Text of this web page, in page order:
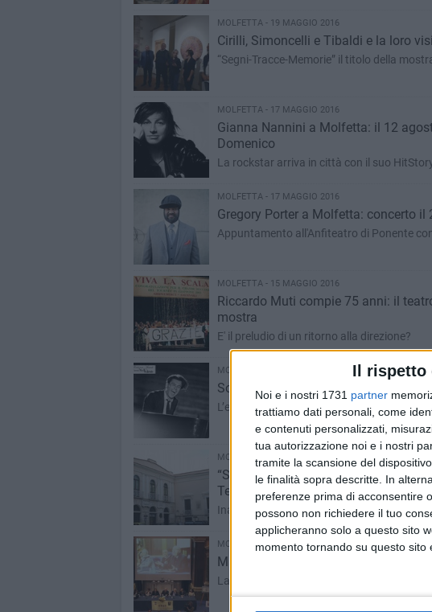
Il rispetto
Noi e i nostri 1731 partner
trattiamo dati personali, come
e contenuti personalizzati,
tua autorizzazione noi e i nostri
tramite la scansione del
le finalità sopra descritte. In
preferenze prima di acconsentire
possono non richiedere il tuo
applicheranno solo a questo sito
momento tornando su questo sito
MOLFETTA - 19 MAGGIO 2016
Cirilli, Simoncelli e Tibaldi e la loro
“Segni-Tracce-Memorie” il titolo della
MOLFETTA - 17 MAGGIO 2016
Gianna Nannini a Molfetta: il 12
Domenico
La rockstar arriva in città con il suo
MOLFETTA - 17 MAGGIO 2016
Gregory Porter a Molfetta: concerto il
Appuntamento all'Anfiteatro di Ponente
MOLFETTA - 15 MAGGIO 2016
Riccardo Muti compie 75 anni: il
mostra
E' il preludio di un ritorno alla direzione?
MOLFETTA - 14 MAGGIO 2016
Sold out al Teatro Petruzzelli: arriva
L’evento è organizzato da Bass Culture e
MOLFETTA - 14 MAGGIO 2016
“Segni-Tracce-Memorie” la
Templari
Inaugurazione oggi alle ore 19
MOLFETTA - 13 MAGGIO 2016
Magistà, Ruggiero, Prezioso e
La cerimonia si terrà sabato 14 maggio